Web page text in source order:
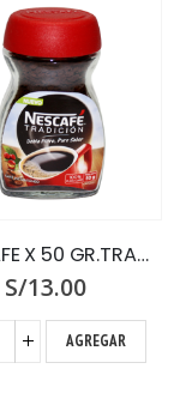
NESCAFE X 50 GR.TRADICION FCO.
S/13.00
AGREGAR